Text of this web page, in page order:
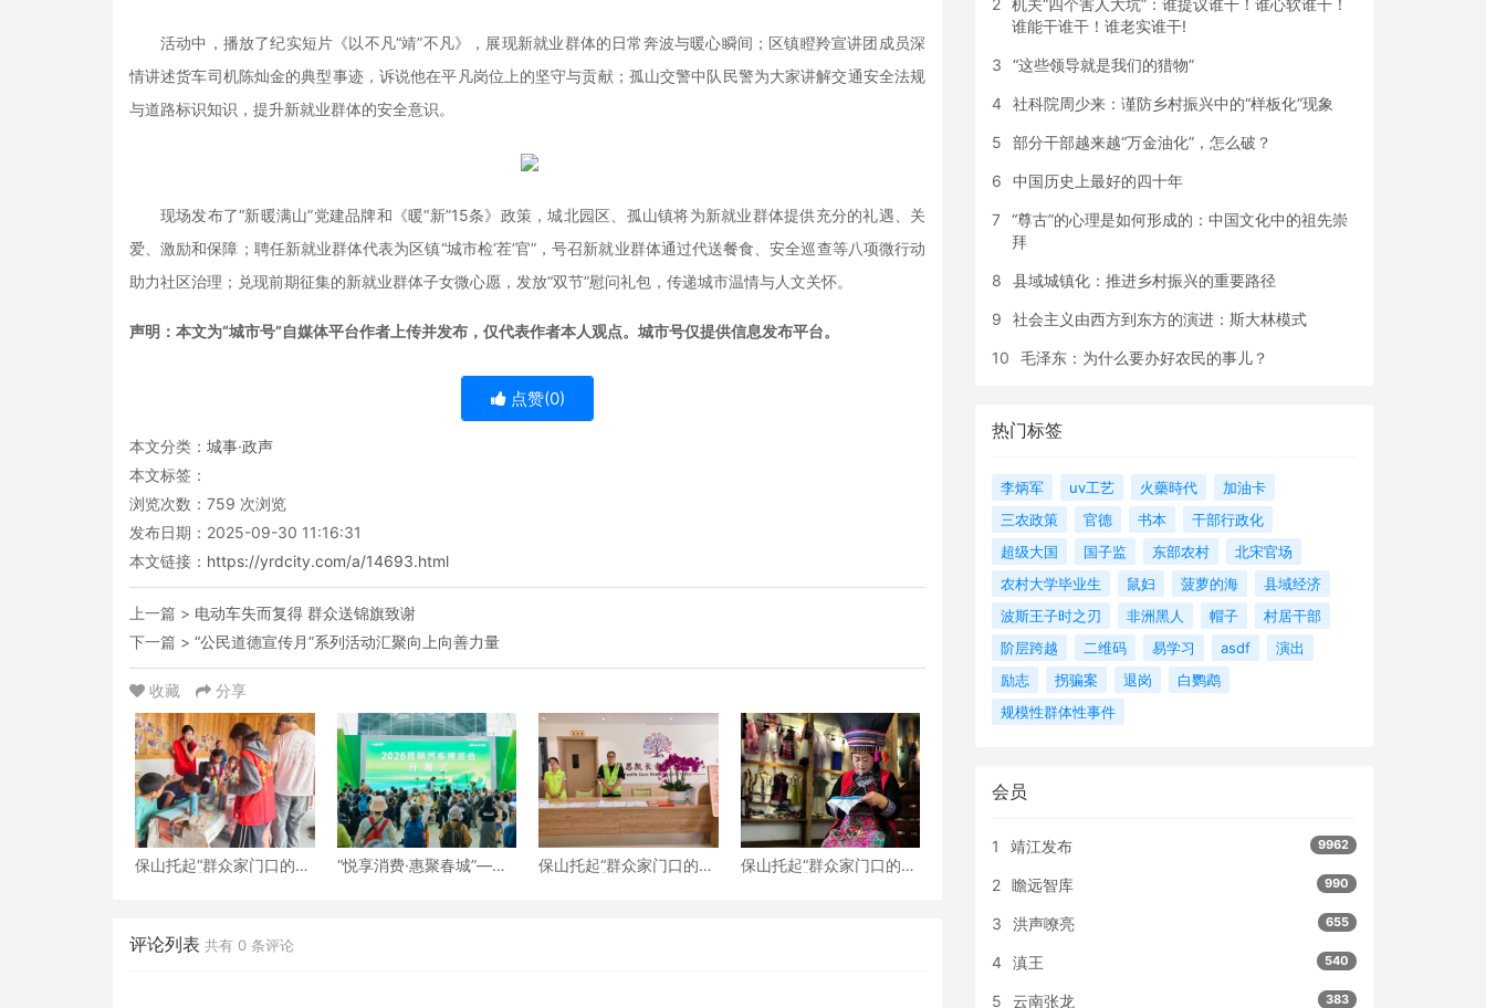
活动中，播放了纪实短片《以不凡“靖”不凡》，展现新就业群体的日常奔波与暖心瞬间；区镇瞪羚宣讲团成员深
情讲述货车司机陈灿金的典型事迹，诉说他在平凡岗位上的坚守与贡献；孤山交警中队民警为大家讲解交通安全法规
与道路标识知识，提升新就业群体的安全意识。
现场发布了“新暖满山”党建品牌和《暖“新”15条》政策，城北园区、孤山镇将为新就业群体提供充分的礼遇、关
爱、激励和保障；聘任新就业群体代表为区镇“城市检‘茬’官”，号召新就业群体通过代送餐食、安全巡查等八项微行动
助力社区治理；兑现前期征集的新就业群体子女微心愿，发放“双节”慰问礼包，传递城市温情与人文关怀。
声明：本文为“城市号”自媒体平台作者上传并发布，仅代表作者本人观点。城市号仅提供信息发布平台。
点赞(0)
本文分类： 城事·政声
本文标签：
浏览次数： 759 次浏览
发布日期：2025-09-30 11:16:31
本文链接： https://yrdcity.com/a/14693.html
上一篇 > 电动车失而复得 群众送锦旗致谢
下一篇 > “公民道德宣传月”系列活动汇聚向上向善力量
收藏 分享
保山托起“群众家门口的幸
“悦享消费·惠聚春城”——
保山托起“群众家门口的幸
保山托起“群众家门口的幸
评论列表 共有 0 条评论
2 机关“四个害人大坑”：谁提议谁干！谁心软谁干！
谁能干谁干！谁老实谁干!
3 “这些领导就是我们的猎物”
4 社科院周少来：谨防乡村振兴中的“样板化”现象
5 部分干部越来越“万金油化”，怎么破？
6 中国历史上最好的四十年
7 “尊古”的心理是如何形成的：中国文化中的祖先崇
拜
8 县域城镇化：推进乡村振兴的重要路径
9 社会主义由西方到东方的演进：斯大林模式
10 毛泽东：为什么要办好农民的事儿？
热门标签
李炳军 uv工艺 火藥時代
加油卡
三农政策
官德 书本
干部行政化
超级大国
国子监 东部农村
北宋官场
农村大学毕业生
鼠妇 菠萝的海
县域经济
波斯王子时之刃
非洲黑人 帽子
村居干部
阶层跨越
二维码 易学习 asdf
演出
励志
拐骗案 退岗
白鹦鹉
规模性群体性事件
会员
1 靖江发布 9962
2 瞻远智库 990
3 洪声嘹亮 655
4 滇王 540
5 云南张龙 383